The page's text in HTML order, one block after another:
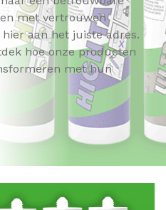
met vertrouwen
aan het juiste adres.
hoe onze producten
met hun